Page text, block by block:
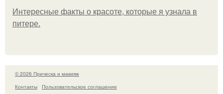
Интересные факты о красоте, которые я узнала в
питере.
© 2026 Прическа и макияж
Контакты
Пользовательское соглашение